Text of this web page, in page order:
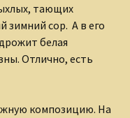
тающих
зимний сор. А в его
белая
Отлично, есть
композицию. На